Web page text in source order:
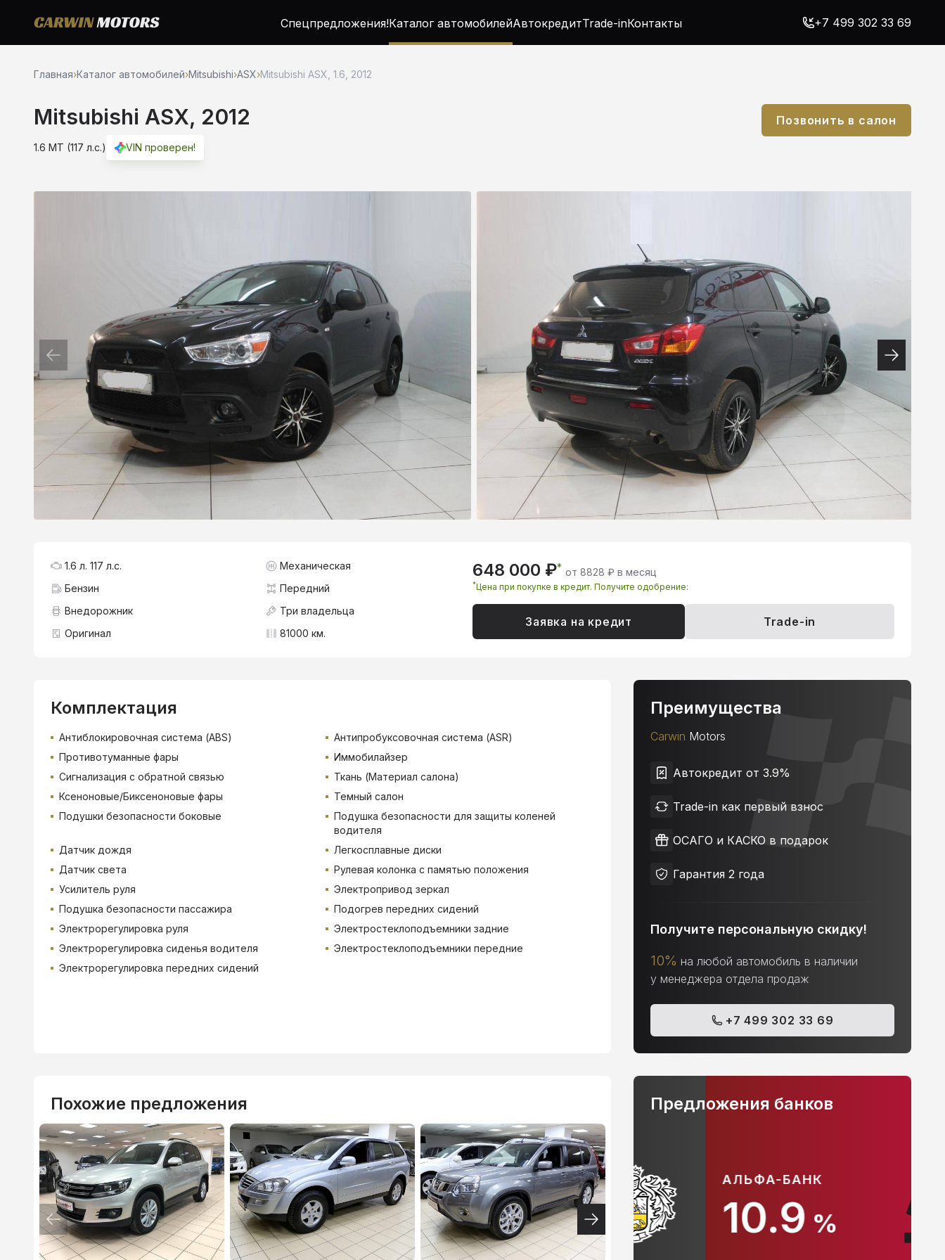
Спецпредложения!Каталог автомобилейАвтокредитTrade-inКонтакты +7 499 302 33 69
Главная›Каталог автомобилей›Mitsubishi›ASX›Mitsubishi ASX, 1.6, 2012
Mitsubishi ASX, 2012
1.6 MT (117 л.с.) VIN проверен!
Позвонить в салон
648 000 ₽* от 8828 ₽ в месяц
*Цена при покупке в кредит. Получите одобрение:
Заявка на кредит Trade-in
1.6 л. 117 л.с.
Механическая
Бензин
Передний
Внедорожник
Три владельца
Оригинал
81000 км.
Комплектация
Антиблокировочная система (ABS)
Антипробуксовочная система (ASR)
Противотуманные фары
Иммобилайзер
Сигнализация с обратной связью
Ткань (Материал салона)
Ксеноновые/Биксеноновые фары
Темный салон
Подушки безопасности боковые
Подушка безопасности для защиты коленей
водителя
Датчик дождя
Легкосплавные диски
Датчик света
Рулевая колонка с памятью положения
Усилитель руля
Электропривод зеркал
Подушка безопасности пассажира
Подогрев передних сидений
Электрорегулировка руля
Электростеклоподъемники задние
Электрорегулировка сиденья водителя
Электростеклоподъемники передние
Электрорегулировка передних сидений
Преимущества
Carwin Motors
Автокредит от 3.9%
Trade-in как первый взнос
ОСАГО и КАСКО в подарок
Гарантия 2 года
Получите персональную скидку!
10% на любой автомобиль в наличии
у менеджера отдела продаж
+7 499 302 33 69
Похожие предложения
ВТБ
3.9%
ТИНЬКОФФ
4.9%
АЛЬФА-БАНК
10.9 %
Предложения банков